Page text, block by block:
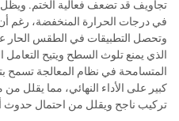
تجاويف قد تضعف فعالية الختم. ويظل
في درجات الحرارة المنخفضة، رغم
وتحصل التطبيقات في الطقس الحار
المتسامحة في نظام المعالجة تسمح
كبير على الأداء النهائي، مما يقلل
تركيب ناجح ويقلل من احتمال حدوث